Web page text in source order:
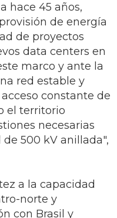
hace 45 años,
de energía
de proyectos
data centers en
marco y ante la
red estable y
constante de
el territorio
necesarias
500 kV anillada",
a la capacidad
norte y
con Brasil y